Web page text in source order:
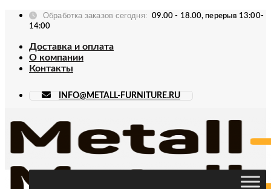
Skip
Обработка заказов сегодня:
09.00 - 18.00, перерыв 13:00-
14:00
Доставка и оплата
О компании
Контакты
INFO@METALL-FURNITURE.RU